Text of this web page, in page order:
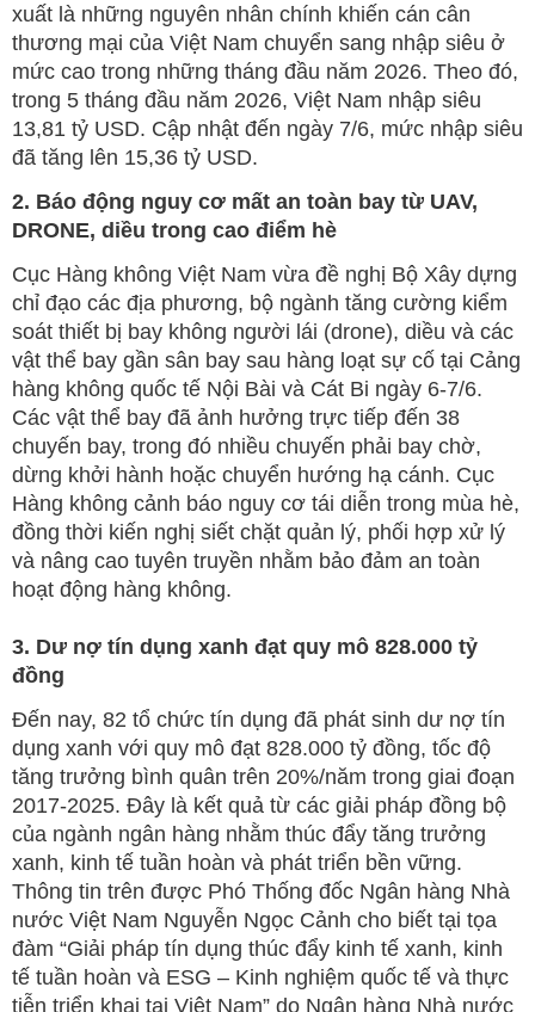
xuất là những nguyên nhân chính khiến cán cân
thương mại của Việt Nam chuyển sang nhập siêu ở
mức cao trong những tháng đầu năm 2026. Theo đó,
trong 5 tháng đầu năm 2026, Việt Nam nhập siêu
13,81 tỷ USD. Cập nhật đến ngày 7/6, mức nhập siêu
đã tăng lên 15,36 tỷ USD.
2. Báo động nguy cơ mất an toàn bay từ UAV,
DRONE, diều trong cao điểm hè
Cục Hàng không Việt Nam vừa đề nghị Bộ Xây dựng
chỉ đạo các địa phương, bộ ngành tăng cường kiểm
soát thiết bị bay không người lái (drone), diều và các
vật thể bay gần sân bay sau hàng loạt sự cố tại Cảng
hàng không quốc tế Nội Bài và Cát Bi ngày 6-7/6.
Các vật thể bay đã ảnh hưởng trực tiếp đến 38
chuyến bay, trong đó nhiều chuyến phải bay chờ,
dừng khởi hành hoặc chuyển hướng hạ cánh. Cục
Hàng không cảnh báo nguy cơ tái diễn trong mùa hè,
đồng thời kiến nghị siết chặt quản lý, phối hợp xử lý
và nâng cao tuyên truyền nhằm bảo đảm an toàn
hoạt động hàng không.
3. Dư nợ tín dụng xanh đạt quy mô 828.000 tỷ
đồng
Đến nay, 82 tổ chức tín dụng đã phát sinh dư nợ tín
dụng xanh với quy mô đạt 828.000 tỷ đồng, tốc độ
tăng trưởng bình quân trên 20%/năm trong giai đoạn
2017-2025. Đây là kết quả từ các giải pháp đồng bộ
của ngành ngân hàng nhằm thúc đẩy tăng trưởng
xanh, kinh tế tuần hoàn và phát triển bền vững.
Thông tin trên được Phó Thống đốc Ngân hàng Nhà
nước Việt Nam Nguyễn Ngọc Cảnh cho biết tại tọa
đàm “Giải pháp tín dụng thúc đẩy kinh tế xanh, kinh
tế tuần hoàn và ESG – Kinh nghiệm quốc tế và thực
tiễn triển khai tại Việt Nam” do Ngân hàng Nhà nước